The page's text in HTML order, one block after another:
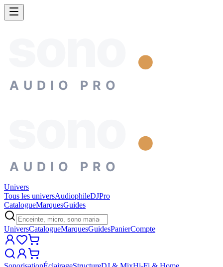
AUDIO PRO
AUDIO PRO
Univers
Tous les universAudiophileDJPro
CatalogueMarquesGuides
UniversCatalogueMarquesGuidesPanierCompte